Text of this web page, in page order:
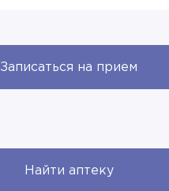
Записаться на прием
Найти аптеку